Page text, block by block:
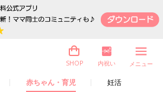
赤ちゃん・育児 妊活
SHOP 内祝い メニュー